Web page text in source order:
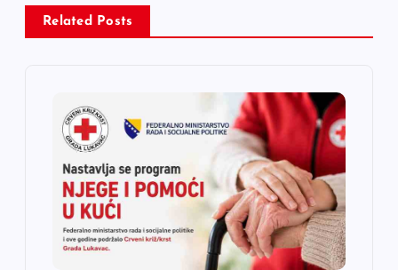
c
Related Posts